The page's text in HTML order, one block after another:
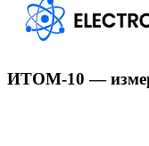
ИТОМ-10 —